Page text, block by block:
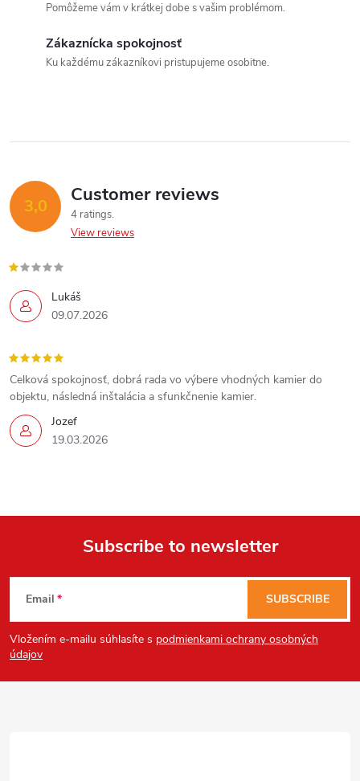
c
n
t
r
o
l
s
Pomôžeme vám v krátkej dobe s vašim problémom.
Zákaznícka spokojnosť
Ku každému zákazníkovi pristupujeme osobitne.
3,0 Customer reviews
4 ratings
View reviews
Lukáš
09.07.2026
Jozef
19.03.2026
Celková spokojnosť, dobrá rada vo výbere vhodných kamier do
objektu, následná inštalácia a sfunkčnenie kamier.
F
o
o
Subscribe to newsletter
Email
Vložením e-mailu súhlasíte s podmienkami ochrany osobných
údajov
SUBSCRIBE